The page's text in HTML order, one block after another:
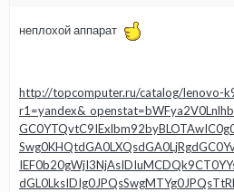
неплохой аппарат
http://topcomputer.ru/catalog/lenovo-